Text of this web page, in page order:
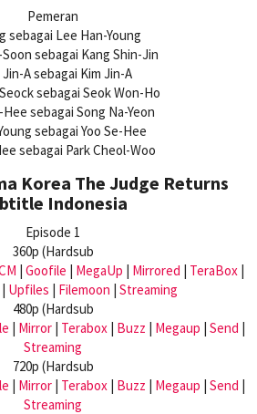
Pemeran
sebagai Lee Han-Young
sebagai Kang Shin-Jin
A sebagai Kim Jin-A
sebagai Seok Won-Ho
sebagai Song Na-Yeon
sebagai Yoo Se-Hee
sebagai Park Cheol-Woo
Korea The Judge Returns
Indonesia
Episode 1
360p (Hardsub
| Goofile | MegaUp | Mirrored | TeraBox |
| Upfiles | Filemoon | Streaming
480p (Hardsub
| Mirror| Terabox | Buzz | Megaup | Send |
Streaming
720p (Hardsub
| Mirror| Terabox | Buzz | Megaup | Send |
Streaming